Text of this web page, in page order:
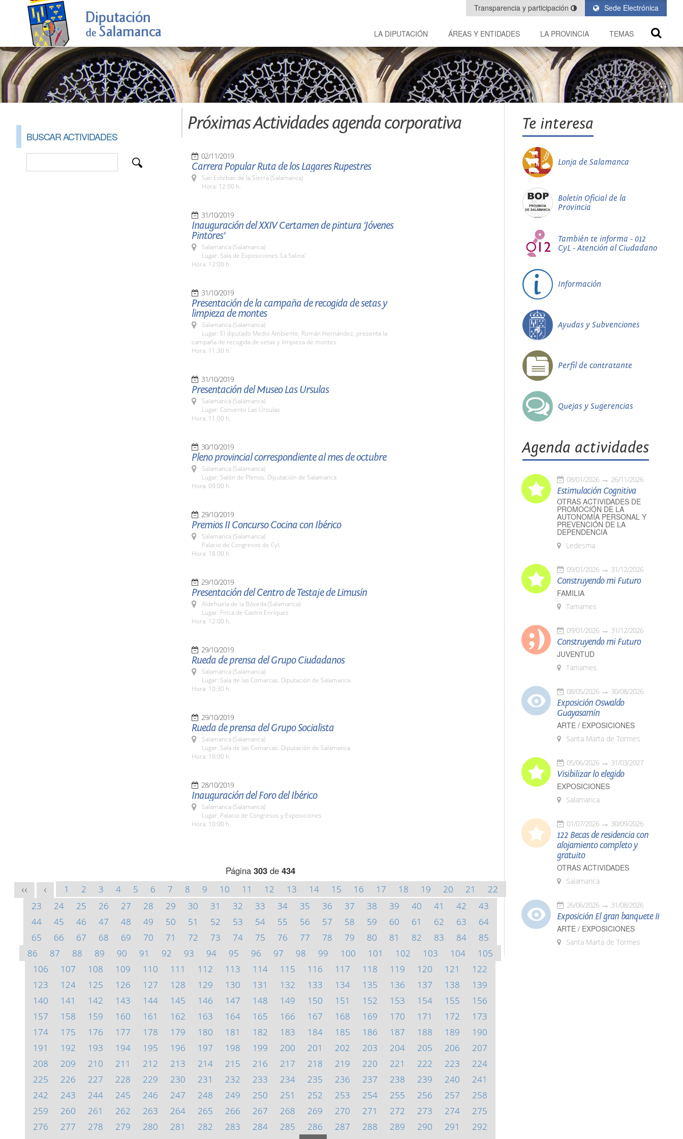
Sede Electrónica
Transparencia y participación
LA DIPUTACIÓN ÁREAS Y ENTIDADES LA PROVINCIA TEMAS
BUSCAR ACTIVIDADES
Próximas Actividades agenda corporativa
02/11/2019
Carrera Popular Ruta de los Lagares Rupestres
San Esteban de la Sierra (Salamanca)
Hora: 12:00 h.
31/10/2019
Inauguración del XXIV Certamen de pintura 'Jóvenes
Pintores'
Salamanca (Salamanca)
Lugar: Sala de Exposiciones 'La Salina'
Hora: 12:00 h.
31/10/2019
Presentación de la campaña de recogida de setas y
limpieza de montes
Salamanca (Salamanca)
Lugar: El diputado Medio Ambiente, Román Hernández, presenta la
campaña de recogida de setas y limpieza de montes.
Hora: 11:30 h.
31/10/2019
Presentación del Museo Las Úrsulas
Salamanca (Salamanca)
Lugar: Convento Las Úrsulas
Hora: 11:00 h.
30/10/2019
Pleno provincial correspondiente al mes de octubre
Salamanca (Salamanca)
Lugar: Salón de Plenos. Diputación de Salamanca
Hora: 09:00 h.
29/10/2019
Premios II Concurso Cocina con Ibérico
Salamanca (Salamanca)
Palacio de Congresos de CyL
Hora: 18:00 h.
29/10/2019
Presentación del Centro de Testaje de Limusín
Aldehuela de la Bóveda (Salamanca)
Lugar: Finca de Castro Enríquez
Hora: 12:00 h.
29/10/2019
Rueda de prensa del Grupo Ciudadanos
Salamanca (Salamanca)
Lugar: Sala de las Comarcas. Diputación de Salamanca
Hora: 10:30 h.
29/10/2019
Rueda de prensa del Grupo Socialista
Salamanca (Salamanca)
Lugar: Sala de las Comarcas. Diputación de Salamanca
Hora: 10:00 h.
28/10/2019
Inauguración del Foro del Ibérico
Salamanca (Salamanca)
Lugar: Palacio de Congresos y Exposiciones
Hora: 10:00 h.
Página 303de 434
<< < 1 2 3 4 5 6 7 8 9 10 11 12 13 14 15 16 17 18 19 20 21
22
23
24 25 26 27 28 29 30 31 32 33 34 35 36 37 38 39 40 41 42
43
44
45 46 47 48 49 50 51 52 53 54 55 56 57 58 59 60 61 62 63
64
65
66 67 68 69 70 71 72 73 74 75 76 77 78 79 80 81 82 83 84
85
86
87 88 89 90 91 92 93 94 95 96 97 98 99 100 101 102 103 104
105
106
107 108 109 110 111 112 113 114 115 116 117 118 119 120 121
122
123
124 125 126 127 128 129 130 131 132 133 134 135 136 137 138
139
140
141 142 143 144 145 146 147 148 149 150 151 152 153 154 155
156
157
158 159 160 161 162 163 164 165 166 167 168 169 170 171 172
173
174
175 176 177 178 179 180 181 182 183 184 185 186 187 188 189
190
191
192 193 194 195 196 197 198 199 200 201 202 203 204 205 206
207
208
209 210 211 212 213 214 215 216 217 218 219 220 221 222 223
224
225
226 227 228 229 230 231 232 233 234 235 236 237 238 239 240
241
242
243 244 245 246 247 248 249 250 251 252 253 254 255 256 257
258
259
260 261 262 263 264 265 266 267 268 269 270 271 272 273 274
275
276
277 278 279 280 281 282 283 284 285 286 287 288 289 290 291
292
Te interesa
Lonja de Salamanca
Boletín Oficial de la
Provincia
También te informa - 012
CyL - Atención al Ciudadano
Información
Ayudas y Subvenciones
Perfil de contratante
Quejas y Sugerencias
Agenda actividades
08/01/2026 26/11/2026
Estimulación Cognitiva
OTRAS ACTIVIDADES DE
PROMOCIÓN DE LA
AUTONOMÍA PERSONAL Y
PREVENCIÓN DE LA
DEPENDENCIA
Ledesma
09/01/2026 31/12/2026
Construyendo mi Futuro
FAMILIA
Tamames
09/01/2026 31/12/2026
Construyendo mi Futuro
JUVENTUD
Tamames
08/05/2026 30/08/2026
Exposición Oswaldo
Guayasamín
ARTE / EXPOSICIONES
Santa Marta de Tormes
05/06/2026 31/03/2027
Visibilizar lo elegido
EXPOSICIONES
Salamanca
01/07/2026 30/09/2026
122 Becas de residencia con
alojamiento completo y
gratuito
OTRAS ACTIVIDADES
Salamanca
26/06/2026 31/08/2026
Exposición El gran banquete II
ARTE / EXPOSICIONES
Santa Marta de Tormes